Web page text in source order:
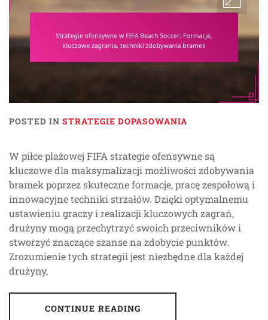
POSTED IN STRATEGIE DOPASOWANIA
W piłce plażowej FIFA strategie ofensywne są
kluczowe dla maksymalizacji możliwości zdobywania
bramek poprzez skuteczne formacje, pracę zespołową i
innowacyjne techniki strzałów. Dzięki optymalnemu
ustawieniu graczy i realizacji kluczowych zagrań,
drużyny mogą przechytrzyć swoich przeciwników i
stworzyć znaczące szanse na zdobycie punktów.
Zrozumienie tych strategii jest niezbędne dla każdej
drużyny,
CONTINUE READING